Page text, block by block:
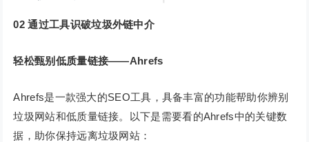
02 通过工具识破垃圾外链中介
轻松甄别低质量链接——Ahrefs
Ahrefs是一款强大的SEO工具，具备丰富的功能帮助你辨别
垃圾网站和低质量链接。以下是需要看的Ahrefs中的关键数
据，助你保持远离垃圾网站：